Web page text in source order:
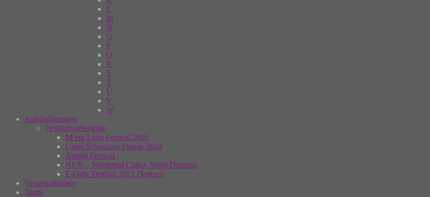
L
M
N
O
P
Q
R
S
T
U
V
W
Ankündigungen
Festivalvorberichte
M’era Luna Festival 2026
Unter Schwarzer Flagge 2024
Amphi Festival
NCN – Nocturnal Cultue Night Deutzen
E-Only Festival 2021 Deutzen
Veranstaltungen
Team